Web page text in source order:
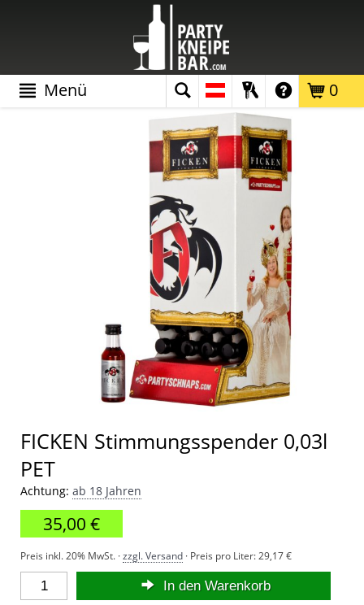
0
Menü
FICKEN Stimmungsspender 0,03l
PET
Achtung: ab 18 Jahren
35,00 €
Preis inkl. 20% MwSt. ·zzgl. Versand · Preis pro Liter:29,17 €
In den Warenkorb